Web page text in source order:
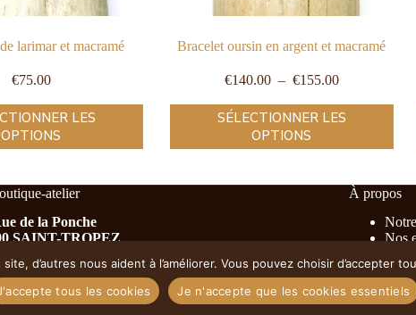
larimar et macramé
€75.00
LES
OPTIONS
Bracelet oursin en argent et macramé
€140.00 – €155.00
SÉLECTIONNER LES
OPTIONS
atelier
de la Ponche
SAINT-TROPEZ
d’ouverture : du lundi au samedi de 10 h à 19 h
À propos
Nos
CGV
d’autres nous aident à l’améliorer. Vous pouvez choisir d’accepter
tous les cookies
Je n'accepte que les cookies essentiels